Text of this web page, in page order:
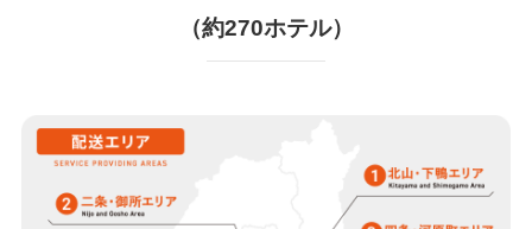
（約270ホテル）